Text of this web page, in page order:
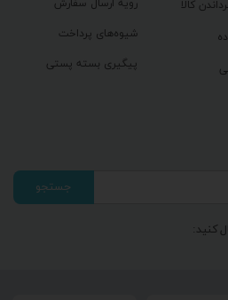
رویه ارسال سفارش
شیوه‌های پرداخت
پیگیری بسته پستی
کالا
جستجو
کنید: